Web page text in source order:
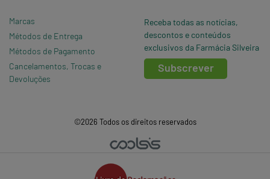
Marcas
Métodos de Entrega
Métodos de Pagamento
Cancelamentos, Trocas e
Devoluções
Receba todas as notícias,
descontos e conteúdos
exclusivos da Farmácia Silveira
Subscrever
©2026 Todos os direitos reservados